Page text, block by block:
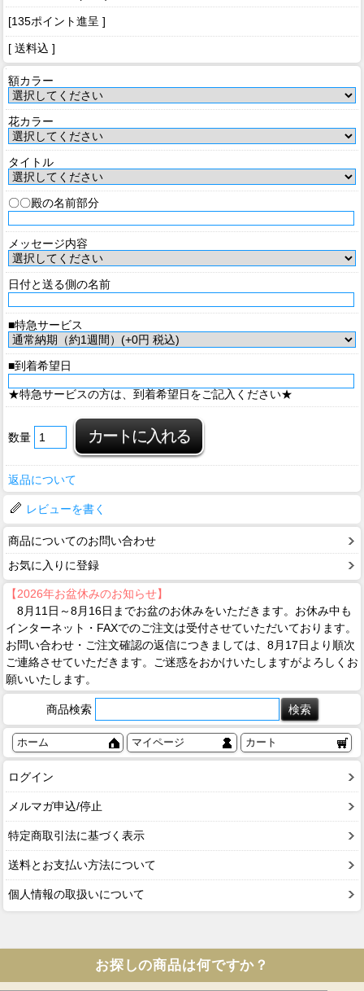
[135ポイント進呈 ]
[ 送料込 ]
額カラー
花カラー
タイトル
〇〇殿の名前部分
メッセージ内容
日付と送る側の名前
■特急サービス
■到着希望日
★特急サービスの方は、到着希望日をご記入ください★
数量
返品について
レビューを書く
商品についてのお問い合わせ
お気に入りに登録
【2026年お盆休みのお知らせ】
8月11日～8月16日までお盆のお休みをいただきます。お休み中も
インターネット・FAXでのご注文は受付させていただいております。
お問い合わせ・ご注文確認の返信につきましては、8月17日より順次
ご連絡させていただきます。ご迷惑をおかけいたしますがよろしくお
願いいたします。
商品検索
ホーム マイページ カート
ログイン
メルマガ申込/停止
特定商取引法に基づく表示
送料とお支払い方法について
個人情報の取扱いについて
お探しの商品は何ですか？